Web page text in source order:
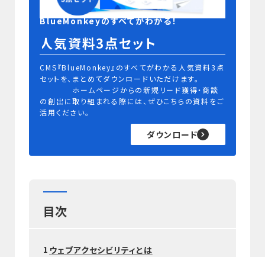
BlueMonkeyのすべてがわかる！
人気資料3点セット
CMS『BlueMonkey』のすべてがわかる人気資料3点
セットを、まとめてダウンロードいただけます。
ホームページからの新規リード獲得・商談
の創出に取り組まれる際には、ぜひこちらの資料をご
活用ください。
ダウンロード
目次
1 ウェブアクセシビリティとは